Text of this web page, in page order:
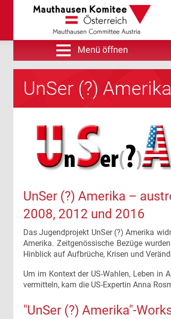
Menü öffnen
UnSer (?) Amerika
UnSer (?) Amerika –
2008, 2012 und 2016
Das Jugendprojekt UnSer (?) Amerika
Amerika. Zeitgenössische Bezüge
Hinblick auf Aufbrüche, Krisen und
Um im Kontext der US-Wahlen, Leben in
vermitteln, kam die US-Expertin Anna
"UnSer (?) Amerika"-